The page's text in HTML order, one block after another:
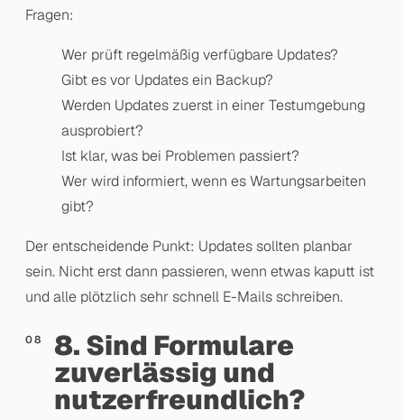
Fragen:
Wer prüft regelmäßig verfügbare Updates?
Gibt es vor Updates ein Backup?
Werden Updates zuerst in einer Testumgebung
ausprobiert?
Ist klar, was bei Problemen passiert?
Wer wird informiert, wenn es Wartungsarbeiten
gibt?
Der entscheidende Punkt: Updates sollten planbar
sein. Nicht erst dann passieren, wenn etwas kaputt ist
und alle plötzlich sehr schnell E-Mails schreiben.
8. Sind Formulare
zuverlässig und
nutzerfreundlich?